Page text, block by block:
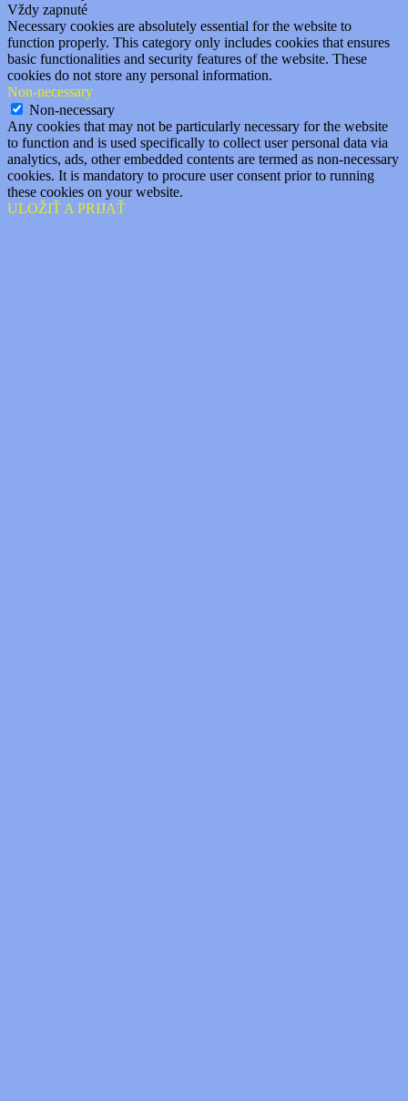
Vždy zapnuté
Necessary cookies are absolutely essential for the website to
function properly. This category only includes cookies that ensures
basic functionalities and security features of the website. These
cookies do not store any personal information.
Non-necessary
Non-necessary
Any cookies that may not be particularly necessary for the website
to function and is used specifically to collect user personal data via
analytics, ads, other embedded contents are termed as non-necessary
cookies. It is mandatory to procure user consent prior to running
these cookies on your website.
ULOŽIŤ A PRIJAŤ